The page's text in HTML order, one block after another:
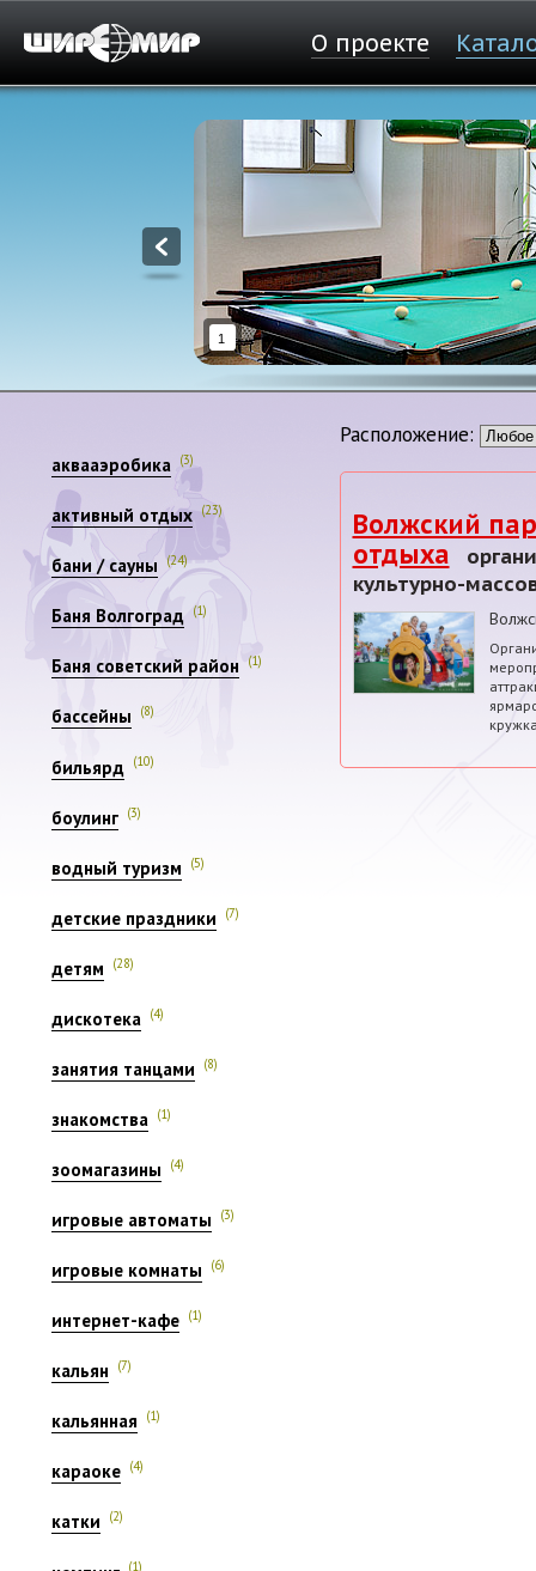
О проекте
1
аквааэробика (3)
активный отдых (23)
бани / сауны (24)
Баня Волгоград (1)
Баня советский район (1)
бассейны (8)
бильярд (10)
боулинг (3)
водный туризм (5)
детские праздники (7)
детям (28)
дискотека (4)
занятия танцами (8)
знакомства (1)
зоомагазины (4)
игровые автоматы (3)
игровые комнаты (6)
интернет-кафе (1)
кальян (7)
кальянная (1)
караоке (4)
катки (2)
(1)
Расположение:
Волжский
отдыха
культурно-